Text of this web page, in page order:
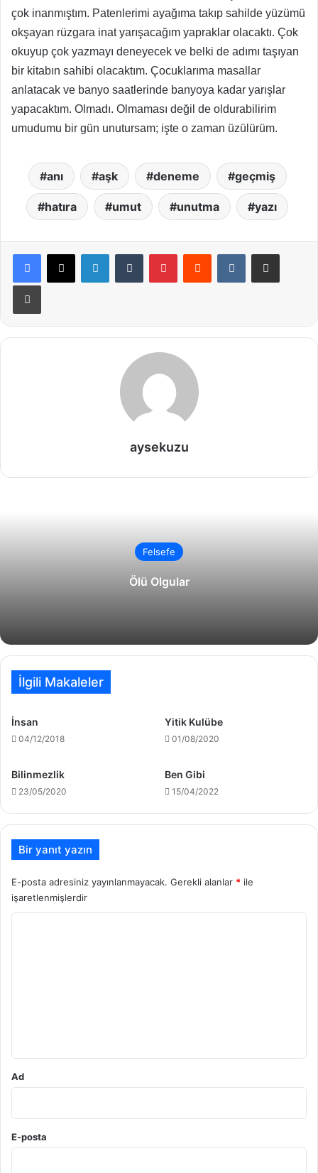
çok inanmıştım. Patenlerimi ayağıma takıp sahilde yüzümü
okşayan rüzgara inat yarışacağım yapraklar olacaktı. Çok
okuyup çok yazmayı deneyecek ve belki de adımı taşıyan
bir kitabın sahibi olacaktım. Çocuklarıma masallar
anlatacak ve banyo saatlerinde banyoya kadar yarışlar
yapacaktım. Olmadı. Olmaması değil de oldurabilirim
umudumu bir gün unutursam; işte o zaman üzülürüm.
anı aşk deneme geçmiş
hatıra umut unutma yazı
LinkedInTumblr PinterestReddit VKontakteE-Posta ile paylaş
Yazdır
aysekuzu
Felsefe
Ölü Olgular
İlgili Makaleler
İnsan
04/12/2018
Yitik Kulübe
01/08/2020
Bilinmezlik
23/05/2020
Ben Gibi
15/04/2022
Bir yanıt yazın
E-posta adresiniz yayınlanmayacak. Gerekli alanlar * ile
işaretlenmişlerdir
Ad
E-posta